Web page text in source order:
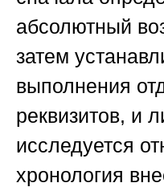
абсолютный
затем
выполнения
реквизитов, и
исследуется
хронология